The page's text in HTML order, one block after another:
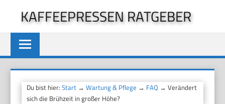
springen
KAFFEEPRESSEN RATGEBER
Du bist hier:Start →Wartung & Pflege → FAQ → Verändert
sich die Brühzeit in großer Höhe?